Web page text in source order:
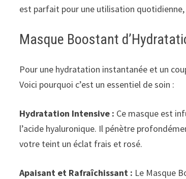
est parfait pour une utilisation
Masque Boostant
Pour une hydratation instantanée et un
Voici pourquoi c’est un essentiel de soin :
Hydratation Intensive : Ce masque est
l’acide hyaluronique. Il pénètre
votre teint un éclat frais et rosé.
Apaisant et Rafraîchissant : Le Masque